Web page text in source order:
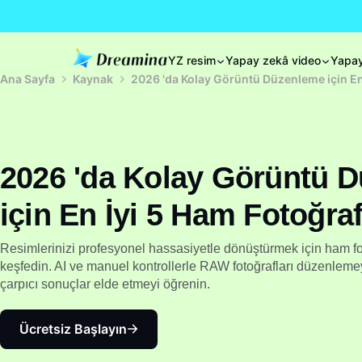
YZ resim Yapay zekâ video
Ana Sayfa
Kaynak 2026 'da Kolay Görüntü Düzenleme için
2026 'da Kolay Görüntü
için En İyi 5 Ham
Resimlerinizi profesyonel hassasiyetle dönüştürmek için ham
keşfedin. AI ve manuel kontrollerle RAW fotoğrafları
çarpıcı sonuçlar elde etmeyi öğrenin.
Ücretsiz Başlayın